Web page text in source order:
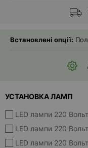
Встановлені опції:
УСТАНОВКА ЛАМП
LED лампи 220
LED лампи 220
LED лампи 220